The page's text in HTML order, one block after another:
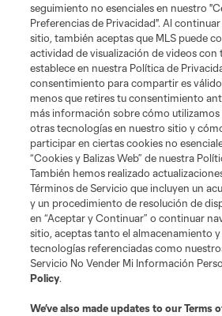
MLSSOCCER.COM
Terminos de servicio
Politica de privacidad
Do Not Sell or Share My Personal Information
©2026 MLS. The Major League Soccer and
registered trademarks of Major League Soccer,
and logos of MLS teams are registered and/or
MLS or are used with the permission of their
is forbidden.
seguimiento no esenciales en nuestro
Preferencias de Privacidad". Al
sitio, también aceptas que MLS puede
actividad de visualización de videos con
establece en nuestra Política de
consentimiento para compartir es
menos que retires tu consentimiento
más información sobre cómo utilizamos
otras tecnologías en nuestro sitio y
participar en ciertas cookies no
“Cookies y Balizas Web” de nuestra
También hemos realizado
Términos de Servicio que incluyen un
y un procedimiento de resolución de
en “Aceptar y Continuar” o continuar
sitio, aceptas tanto el almacenamiento y
tecnologías referenciadas como
Servicio No Vender Mi Información
Policy.
We’ve also made updates to ourTerms